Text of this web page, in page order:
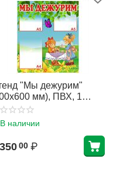
дежурим"
мм), ПВХ, 1
А4 (плоский), 2
А5 (плоский)
В наличии
00 ₽